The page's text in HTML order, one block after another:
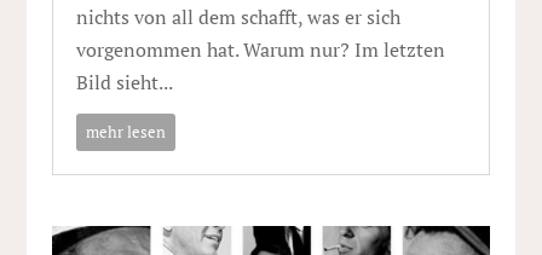
nichts von all dem schafft, was er sich
vorgenommen hat. Warum nur? Im letzten
Bild sieht...
mehr lesen